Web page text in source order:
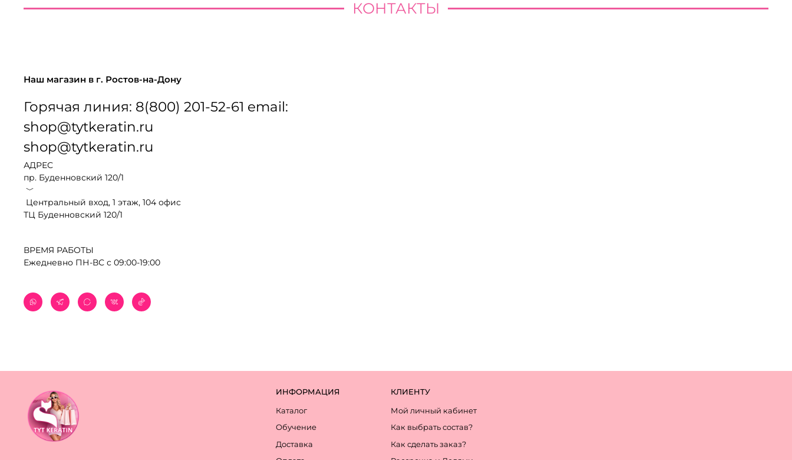
КОНТАКТЫ
Наш магазин в г. Ростов-на-Дону
Горячая линия: 8(800) 201-52-61 email:
shop@tytkeratin.ru
shop@tytkeratin.ru
АДРЕС
пр. Буденновский 120/1
﹀
Центральный вход, 1 этаж, 104 офис
ТЦ Буденновский 120/1
ВРЕМЯ РАБОТЫ
Ежедневно ПН-ВС с 09:00-19:00
ИНФОРМАЦИЯ
Каталог
Обучение
Доставка
КЛИЕНТУ
Мой личный кабинет
Как выбрать состав?
Как сделать заказ?